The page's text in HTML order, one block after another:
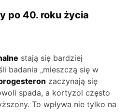
po 40. roku życia
stają się bardziej
badania „mieszczą się w
zaczynają się
spada, a kortyzol często
To wpływa nie tylko na